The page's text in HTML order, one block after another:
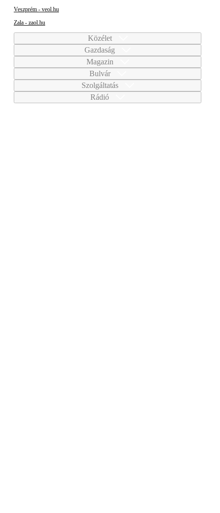
Veszprém - veol.hu
Zala - zaol.hu
Közélet
Gazdaság
Magazin
Bulvár
Szolgáltatás
Rádió